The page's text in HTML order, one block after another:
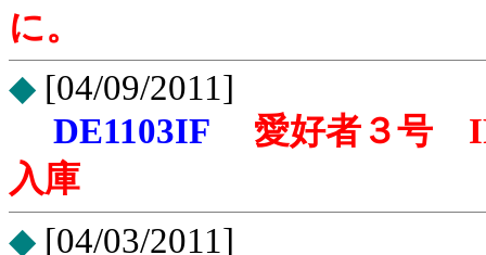
に。
◆ [04/09/2011]
DE1103IF
愛好者３号
入庫
◆ [04/03/2011]